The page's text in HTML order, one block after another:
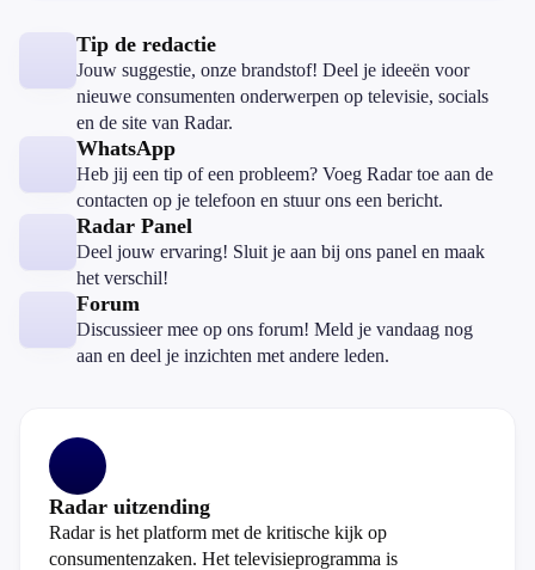
Tip de redactie
Jouw suggestie, onze brandstof! Deel je ideeën voor
nieuwe consumenten onderwerpen op televisie, socials
en de site van Radar.
WhatsApp
Heb jij een tip of een probleem? Voeg Radar toe aan de
contacten op je telefoon en stuur ons een bericht.
Radar Panel
Deel jouw ervaring! Sluit je aan bij ons panel en maak
het verschil!
Forum
Discussieer mee op ons forum! Meld je vandaag nog
aan en deel je inzichten met andere leden.
Radar uitzending
Radar is het platform met de kritische kijk op
consumentenzaken. Het televisieprogramma is